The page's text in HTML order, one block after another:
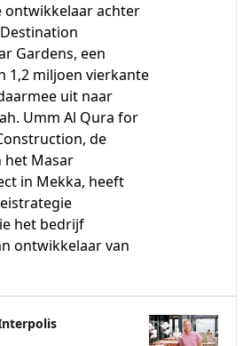
ontwikkelaar achter
Gardens, een
1,2 miljoen vierkante
uit naar
Umm Al Qura for
de
het Masar
in Mekka, heeft
het bedrijf
ontwikkelaar van